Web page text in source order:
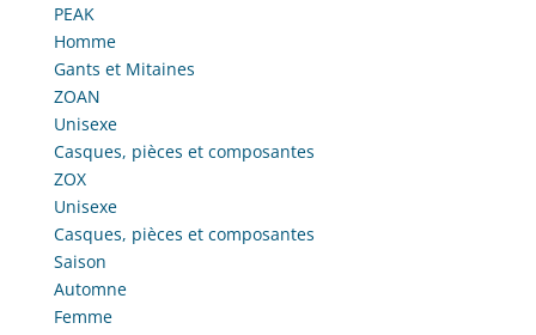
PEAK
Homme
Gants et Mitaines
ZOAN
Unisexe
Casques, pièces et composantes
ZOX
Unisexe
Casques, pièces et composantes
Saison
Automne
Femme